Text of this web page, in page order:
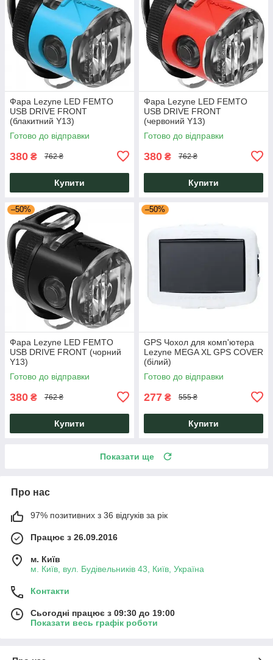
Фара Lezyne LED FEMTO
USB DRIVE FRONT
(блакитний Y13)
Готово до відправки
380 ₴ 762 ₴
Купити
Фара Lezyne LED FEMTO
USB DRIVE FRONT
(червоний Y13)
Готово до відправки
380 ₴ 762 ₴
Купити
–50%
Фара Lezyne LED FEMTO
USB DRIVE FRONT (чорний
Y13)
Готово до відправки
380 ₴ 762 ₴
Купити
–50%
GPS Чохол для комп'ютера
Lezyne MEGA XL GPS COVER
(білий)
Готово до відправки
277 ₴ 555 ₴
Купити
Показати ще
Про нас
97% позитивних з 36 відгуків за рік
Працює з 26.09.2016
м. Київ
м. Київ, вул. Будівельників 43, Київ, Україна
Контакти
Сьогодні працює з 09:30 до 19:00
Показати весь графік роботи